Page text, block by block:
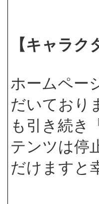
【キャラ
ホームペー
だいており
も引き続き「
テンツは停
だけますと